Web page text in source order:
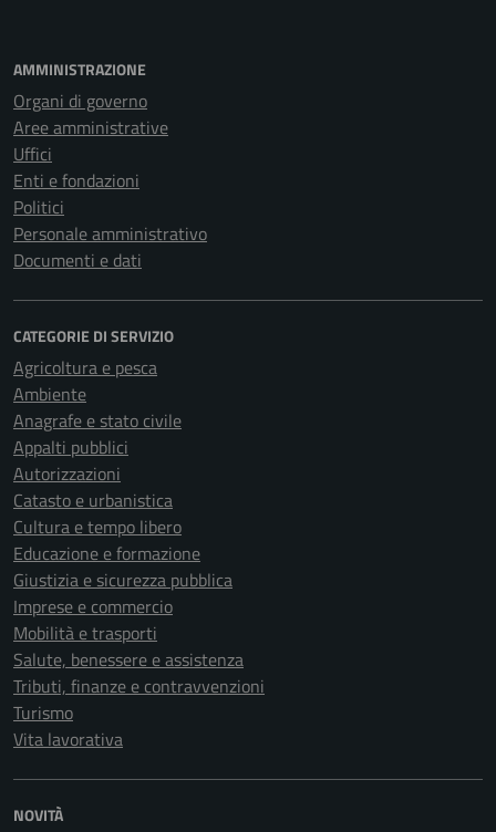
AMMINISTRAZIONE
Organi di governo
Aree amministrative
Uffici
Enti e fondazioni
Politici
Personale amministrativo
Documenti e dati
CATEGORIE DI SERVIZIO
Agricoltura e pesca
Ambiente
Anagrafe e stato civile
Appalti pubblici
Autorizzazioni
Catasto e urbanistica
Cultura e tempo libero
Educazione e formazione
Giustizia e sicurezza pubblica
Imprese e commercio
Mobilità e trasporti
Salute, benessere e assistenza
Tributi, finanze e contravvenzioni
Turismo
Vita lavorativa
NOVITÀ